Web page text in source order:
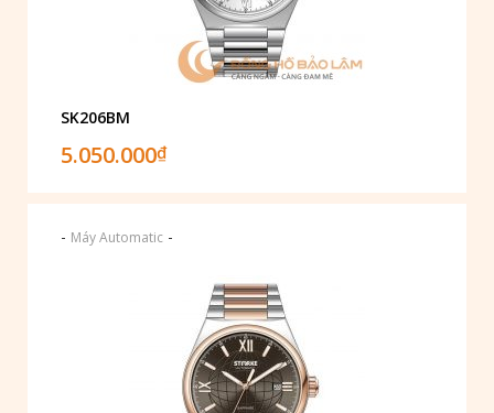
SK206BM
5.050.000₫
- Máy Automatic -